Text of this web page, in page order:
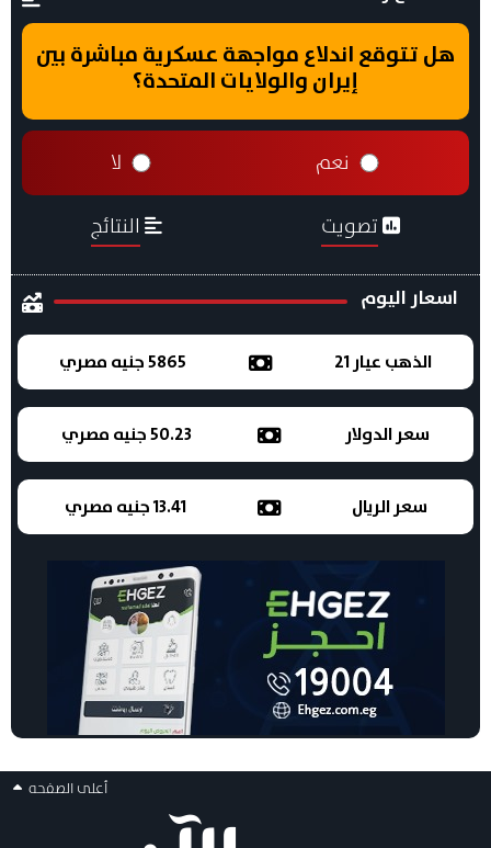
هل تتوقع اندلاع مواجهة عسكرية مباشرة بين
إيران والولايات المتحدة؟
نعم لا
تصويت النتائج
اسعار اليوم
الذهب عيار 21 5865 جنيه مصري
سعر الدولار 50.23 جنيه مصري
سعر الريال 13.41 جنيه مصري
أعلى الصفحه